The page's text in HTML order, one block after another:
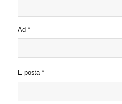
Ad *
E-posta *